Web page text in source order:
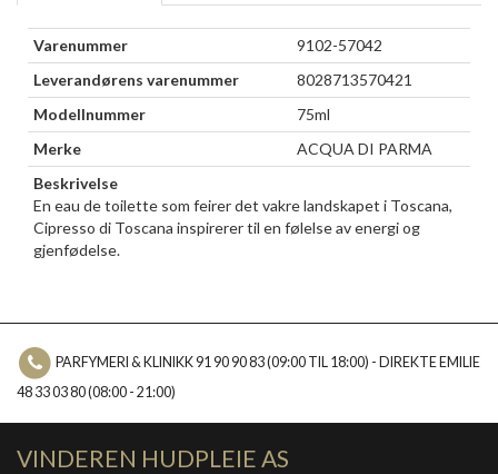
Varenummer
9102-57042
Leverandørens varenummer
8028713570421
Modellnummer
75ml
Merke
ACQUA DI PARMA
Beskrivelse
En eau de toilette som feirer det vakre landskapet i Toscana,
Cipresso di Toscana inspirerer til en følelse av energi og
gjenfødelse.
PARFYMERI & KLINIKK 91 90 90 83 (09:00 TIL 18:00) - DIREKTE EMILIE
48 33 03 80 (08:00 - 21:00)
VINDEREN HUDPLEIE AS